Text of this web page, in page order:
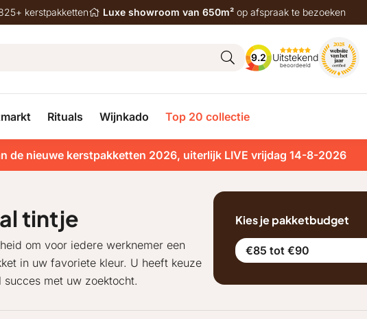
kerstpakketten Luxe showroom van 650m² op afspraak te bezoeken
9.2 Uitstekend
beoordeeld
Rituals Wijnkado Top 20 collectie
de nieuwe kerstpakketten 2026, uiterlijk LIVE vrijdag 14-8-2026
tintje
om voor iedere werknemer een
in uw favoriete kleur. U heeft keuze
met uw zoektocht.
Kies je pakketbudget
€85 tot €90